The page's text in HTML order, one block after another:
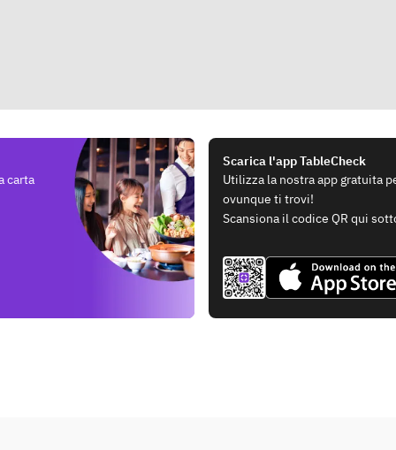
carta
Scarica l'app TableCheck
Utilizza la nostra app gratuita
ovunque ti trovi!
Scansiona il codice QR qui